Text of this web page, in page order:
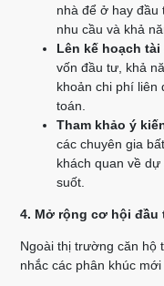
nhà để ở hay
nhu cầu và khả
Lên kế hoạch
vốn đầu tư, khả
khoản chi phí liên
toán.
Tham khảo ý
các chuyên gia
khách quan về
suốt.
4. Mở rộng cơ hội đầu
Ngoài thị trường căn hộ
nhắc các phân khúc